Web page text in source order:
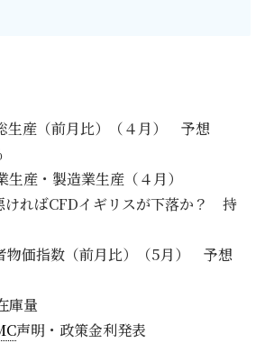
産（前月比）（４月） 予想
製造業生産（４月）
ばCFDイギリスが下落か？ 持
価指数（前月比）（5月） 予想
庫量
声明・政策金利発表